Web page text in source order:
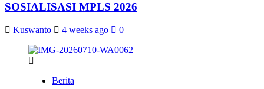
SOSIALISASI MPLS 2026
Kuswanto 4 weeks ago 0
Berita